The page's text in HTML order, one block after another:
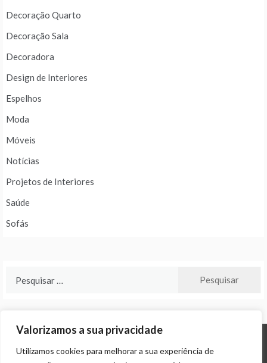
Valorizamos a sua privacidade
Utilizamos cookies para melhorar a sua experiência de
Decoração Quarto
Decoração Sala
Decoradora
Design de Interiores
Espelhos
Moda
Móveis
Notícias
Projetos de Interiores
Saúde
Sofás
© ALL RIGHTS RESERVED 2024 THEME: PROMOS BYTEMPLATE SELL